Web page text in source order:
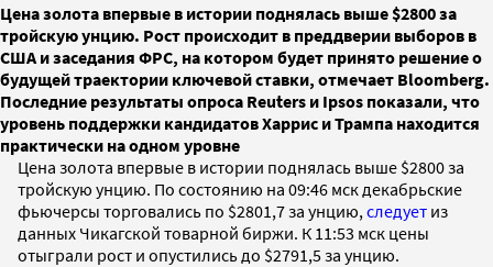
Цена золота впервые в истории поднялась выше $2800 за
тройскую унцию. Рост происходит в преддверии выборов в
США и заседания ФРС, на котором будет принято решение о
будущей траектории ключевой ставки, отмечает Bloomberg.
Последние результаты опроса Reuters и Ipsos показали, что
уровень поддержки кандидатов Харрис и Трампа находится
практически на одном уровне
Цена золота впервые в истории поднялась выше $2800 за
тройскую унцию. По состоянию на 09:46 мск декабрьские
фьючерсы торговались по $2801,7 за унцию, следует из
данных Чикагской товарной биржи. К 11:53 мск цены
отыграли рост и опустились до $2791,5 за унцию.